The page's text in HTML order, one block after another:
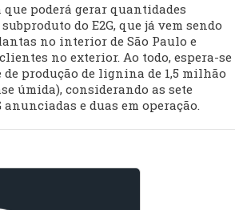
que poderá gerar quantidades
do E2G, que já vem sendo
no interior de São Paulo e
no exterior. Ao todo, espera-se
de produção de lignina de 1,5 milhão
úmida), considerando as sete
anunciadas e duas em operação.